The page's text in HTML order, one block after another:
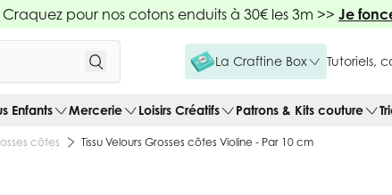
Craquez pour nos cotons enduits à 30€ les 3m >> Je
La Craftine Box Tutoriels,
Enfants Mercerie Loisirs Créatifs Patrons & Kits couture
côtes Tissu Velours Grosses côtes Violine - Par 10 cm